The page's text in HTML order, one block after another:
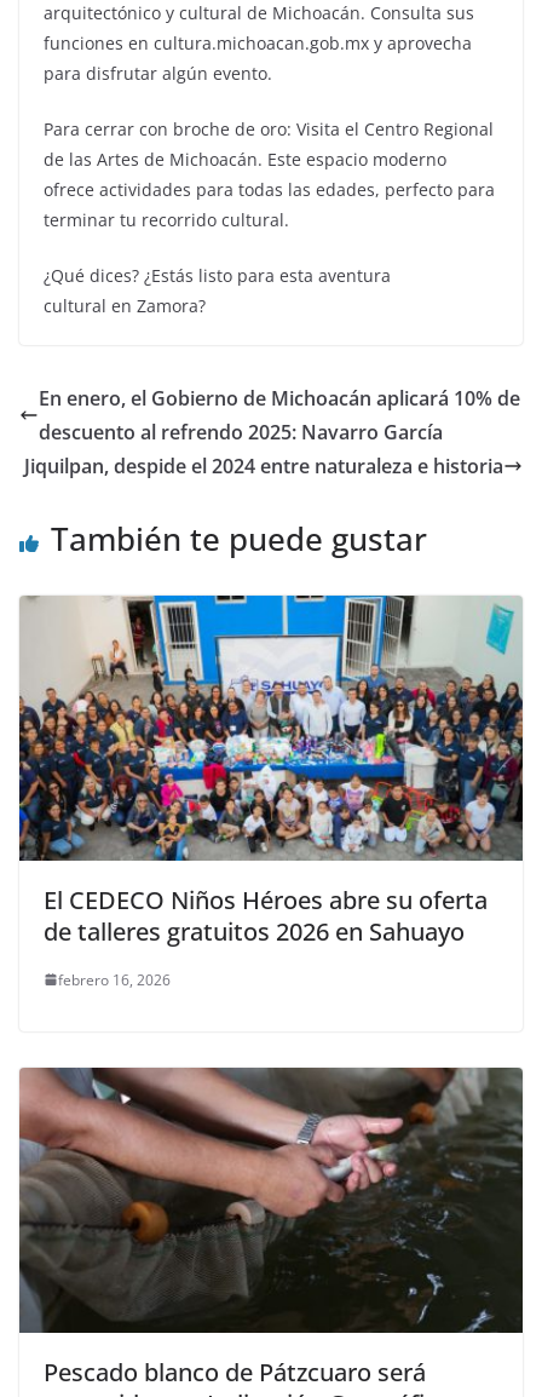
arquitectónico y cultural de Michoacán. Consulta sus
funciones en cultura.michoacan.gob.mx y aprovecha
para disfrutar algún evento.
Para cerrar con broche de oro: Visita el Centro Regional
de las Artes de Michoacán. Este espacio moderno
ofrece actividades para todas las edades, perfecto para
terminar tu recorrido cultural.
¿Qué dices? ¿Estás listo para esta aventura
cultural en Zamora?
En enero, el Gobierno de Michoacán aplicará 10% de
descuento al refrendo 2025: Navarro García
Jiquilpan, despide el 2024 entre naturaleza e historia
También te puede gustar
El CEDECO Niños Héroes abre su oferta
de talleres gratuitos 2026 en Sahuayo
febrero 16, 2026
Pescado blanco de Pátzcuaro será